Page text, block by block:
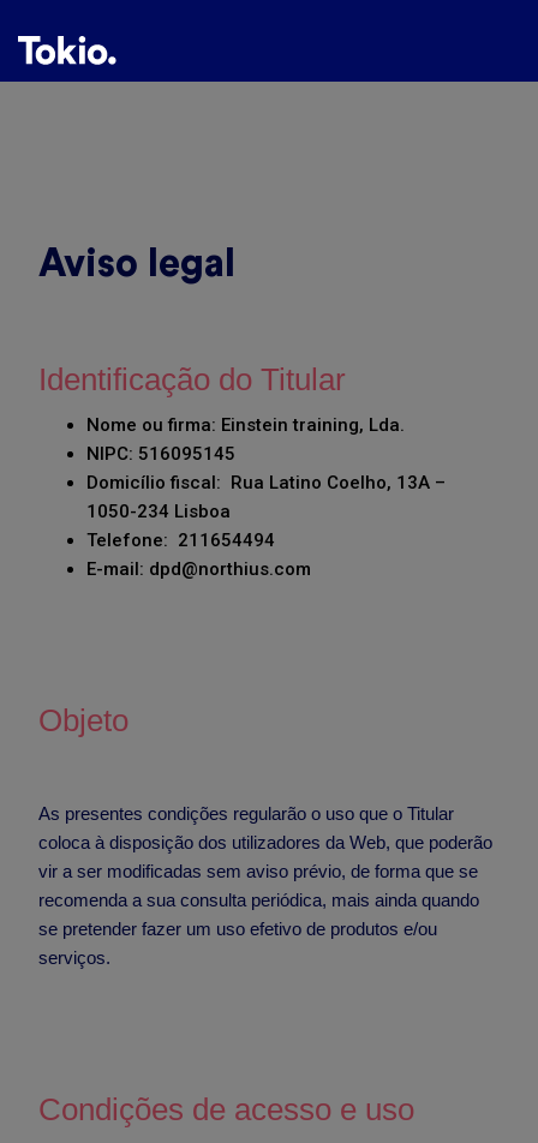
Aviso legal
Identificação do Titular
Nome ou firma: Einstein training, Lda.
NIPC: 516095145
Domicílio fiscal: Rua Latino Coelho, 13A –
1050-234 Lisboa
Telefone: 211654494
E-mail: dpd@northius.com
Objeto
As presentes condições regularão o uso que o Titular
coloca à disposição dos utilizadores da Web, que poderão
vir a ser modificadas sem aviso prévio, de forma que se
recomenda a sua consulta periódica, mais ainda quando
se pretender fazer um uso efetivo de produtos e/ou
serviços.
Condições de acesso e uso